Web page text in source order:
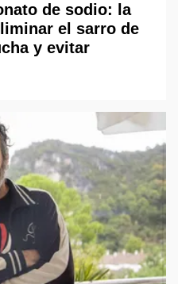
de sodio: la
el sarro de
y evitar